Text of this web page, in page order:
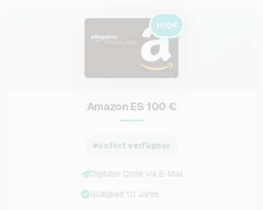
100€
Amazon ES 100 €
sofort verfügbar
Digitaler Code via E-Mail
Gültigkeit 10 Jahre